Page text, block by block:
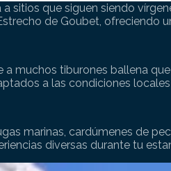
sitios que siguen siendo
de Goubet, ofreciendo
a muchos tiburones ballena
a las condiciones
marinas, cardúmenes de
diversas durante tu